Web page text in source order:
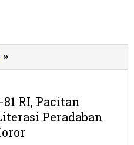
»
HUT
RI,
Pacitan
Siapkan
RI, Pacitan
Peradaban